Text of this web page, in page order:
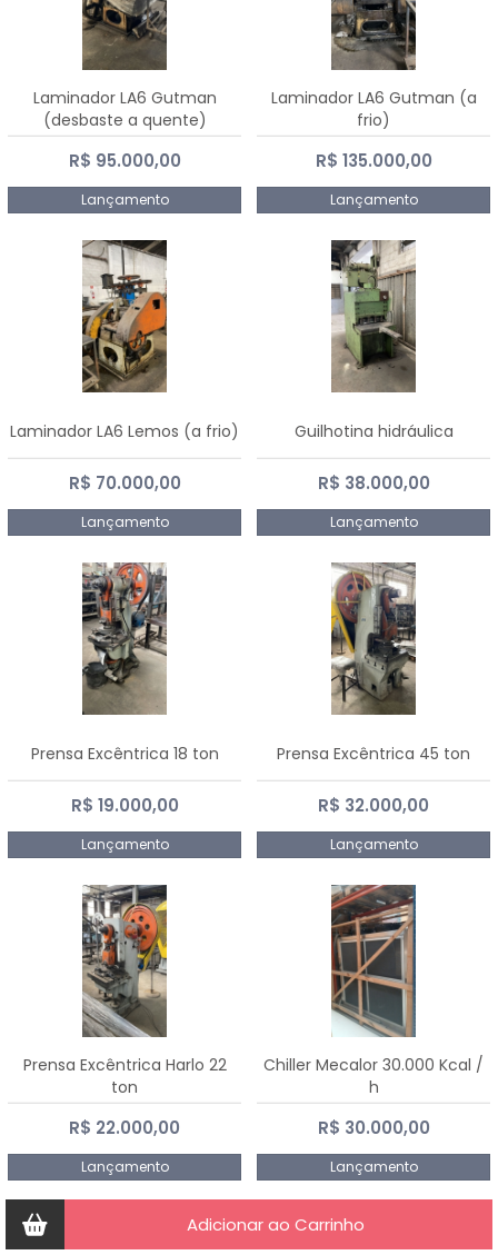
Laminador LA6 Gutman
(desbaste a quente)
R$ 95.000,00
Lançamento
Laminador LA6 Gutman (a
frio)
R$ 135.000,00
Lançamento
Laminador LA6 Lemos (a frio)
R$ 70.000,00
Lançamento
Guilhotina hidráulica
R$ 38.000,00
Lançamento
Prensa Excêntrica 18 ton
R$ 19.000,00
Lançamento
Prensa Excêntrica 45 ton
R$ 32.000,00
Lançamento
Prensa Excêntrica Harlo 22
ton
R$ 22.000,00
Lançamento
Chiller Mecalor 30.000 Kcal /
h
R$ 30.000,00
Lançamento
Adicionar ao Carrinho